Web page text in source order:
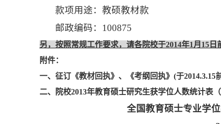
款项用途：教硕教材款
邮政编码： 100875
另，按照常规工作要求，请各院校于2014年1 月 15 日
附件：
一、征订《教材回执》、《考纲回执》 (于2014.3.15
二、院校2013年教育硕士研究生获学位人数统计表
全国教育硕士专业学